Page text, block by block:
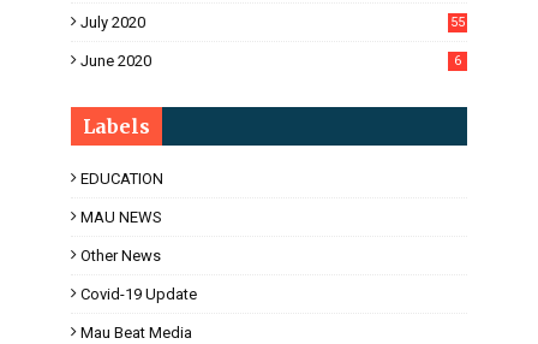
July 2020 55
June 2020 6
Labels
EDUCATION
MAU NEWS
Other News
Covid-19 Update
Mau Beat Media